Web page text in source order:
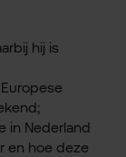
hij is
in Nederland
en hoe deze